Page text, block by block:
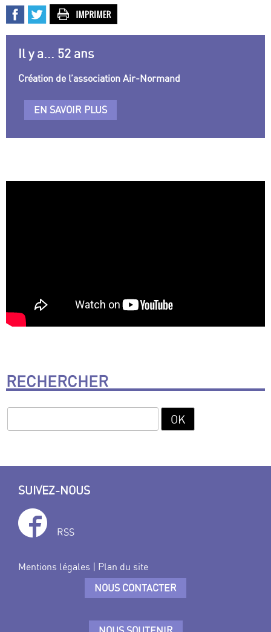
Il y a... 52 ans
Création de l’association Air-Normand
EN SAVOIR PLUS
RECHERCHER
SUIVEZ-NOUS
RSS
Mentions légales | Plan du site
NOUS CONTACTER